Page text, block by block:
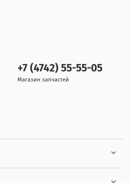
+7 (4742) 55-55-05
Магазин запчастей